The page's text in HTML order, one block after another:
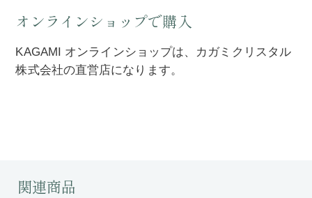
オンラインショップで購入
KAGAMI オンラインショップは、カガミクリスタル
株式会社の直営店になります。
関連商品